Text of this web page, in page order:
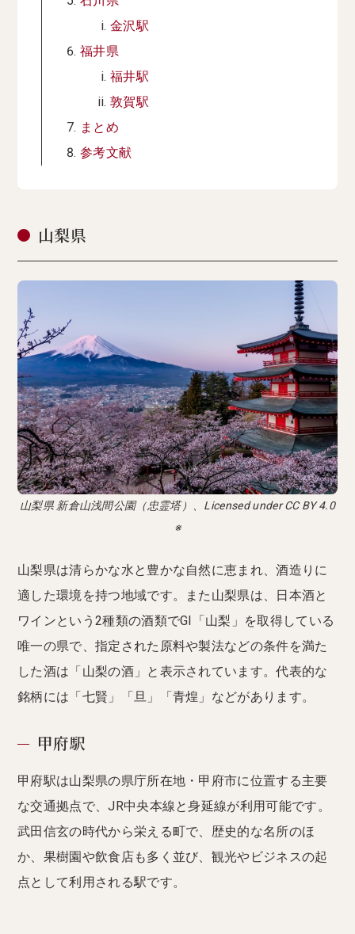
金沢駅
福井県
福井駅
敦賀駅
まとめ
参考文献
山梨県
山梨県 新倉山浅間公園（忠霊塔）、Licensed under CC BY 4.0
※
山梨県は清らかな水と豊かな自然に恵まれ、酒造りに
適した環境を持つ地域です。また山梨県は、日本酒と
ワインという2種類の酒類でGI「山梨」を取得している
唯一の県で、指定された原料や製法などの条件を満た
した酒は「山梨の酒」と表示されています。代表的な
銘柄には「七賢」「旦」「青煌」などがあります。
甲府駅
甲府駅は山梨県の県庁所在地・甲府市に位置する主要
な交通拠点で、JR中央本線と身延線が利用可能です。
武田信玄の時代から栄える町で、歴史的な名所のほ
か、果樹園や飲食店も多く並び、観光やビジネスの起
点として利用される駅です。